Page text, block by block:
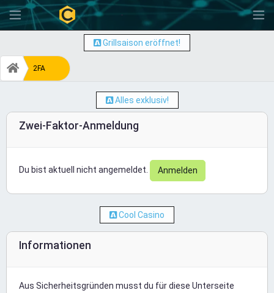
-
Grillsaison eröffnet!
2FA
Alles exklusiv!
Zwei-Faktor-Anmeldung
Du bist aktuell nicht angemeldet. Anmelden
Cool Casino
Informationen
Aus Sicherheitsgründen musst du für diese Unterseite